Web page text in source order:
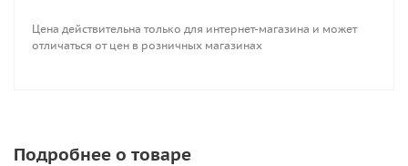
Цена действительна только для интернет-магазина и может
отличаться от цен в розничных магазинах
Подробнее о товаре